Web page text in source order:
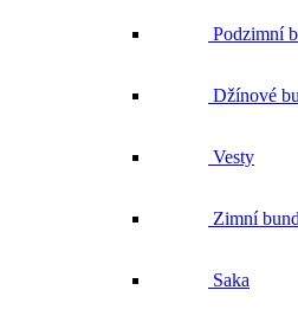
Podzimní
Džínové
Vesty
Zimní
Saka